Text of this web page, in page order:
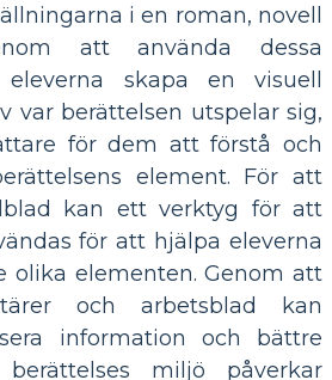
i en roman, novell
att använda dessa
skapa en visuell
var berättelsen utspelar sig,
för dem att förstå och
element. För att
kan ett verktyg för att
för att hjälpa eleverna
olika elementen. Genom att
och arbetsblad kan
information och bättre
miljö påverkar